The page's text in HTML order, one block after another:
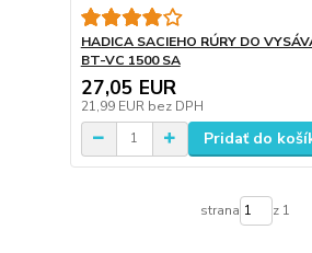
HADICA SACIEHO RÚRY DO
BT-VC 1500 SA
27,05 EUR
21,99 EUR bez DPH
Pridať do
strana z 1